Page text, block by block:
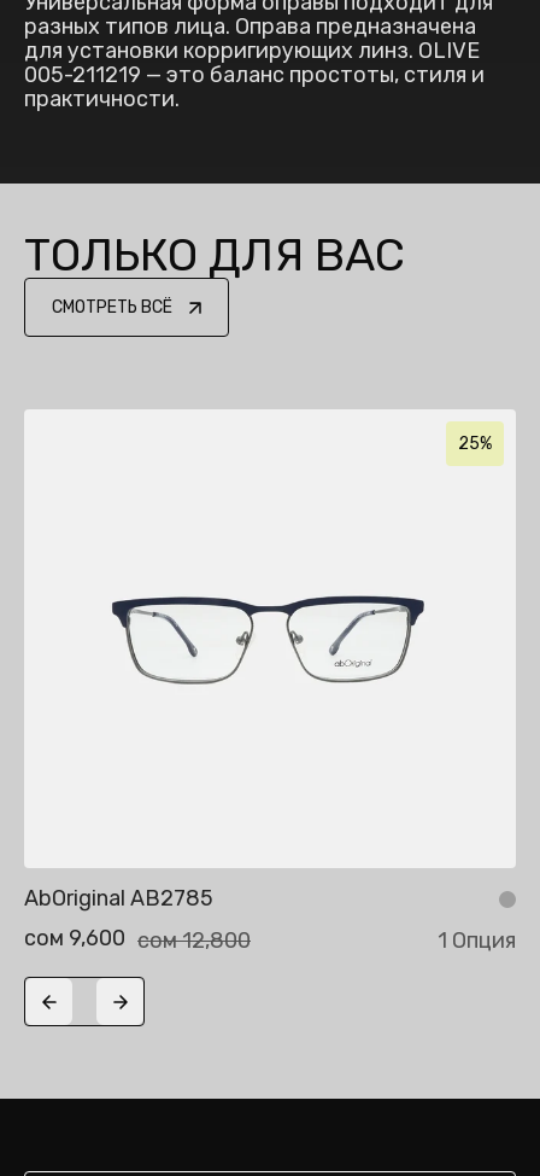
разных типов лица. Оправа предназначена
для установки корригирующих линз. OLIVE
005-211219 — это баланс простоты, стиля и
практичности.
ТОЛЬКО ДЛЯ ВАС
СМОТРЕТЬ ВСЁ
25%
AbOriginal AB2785
сом 9,600 сом 12,800 1 Опция
Previous slide
Next slide